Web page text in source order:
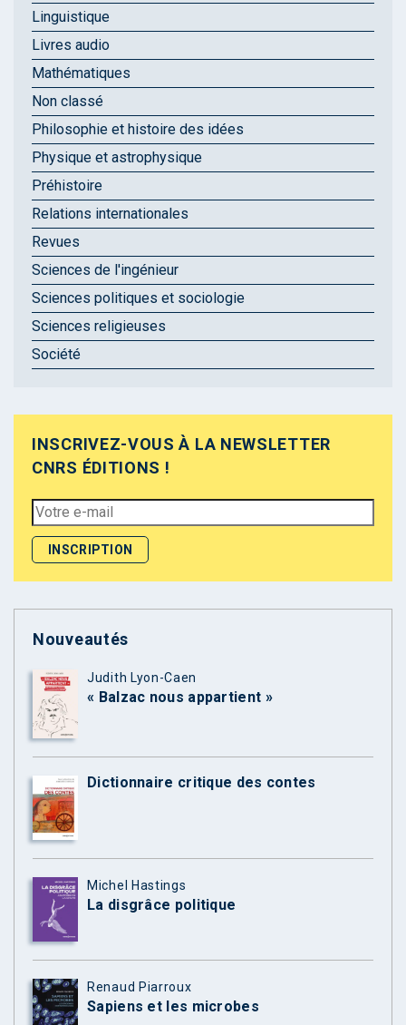
Linguistique
Livres audio
Mathématiques
Non classé
Philosophie et histoire des idées
Physique et astrophysique
Préhistoire
Relations internationales
Revues
Sciences de l'ingénieur
Sciences politiques et sociologie
Sciences religieuses
Société
INSCRIVEZ-VOUS À LA NEWSLETTER
CNRS ÉDITIONS !
Nouveautés
Judith Lyon-Caen
« Balzac nous appartient »
Dictionnaire critique des contes
Michel Hastings
La disgrâce politique
Renaud Piarroux
Sapiens et les microbes